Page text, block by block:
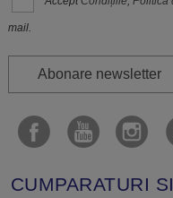
mail.
Abonare newsletter
CUMPARATURI